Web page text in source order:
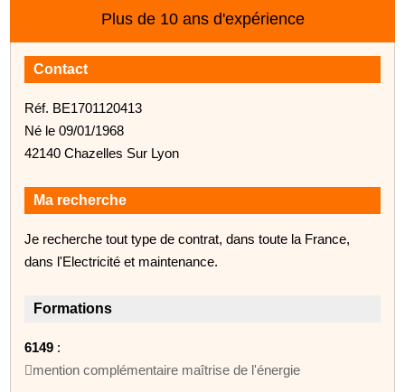
Plus de 10 ans d'expérience
Contact
Réf. BE1701120413
Né le 09/01/1968
42140 Chazelles Sur Lyon
Ma recherche
Je recherche tout type de contrat, dans toute la France,
dans l'Electricité et maintenance.
Formations
6149 :
mention complémentaire maîtrise de l'énergie